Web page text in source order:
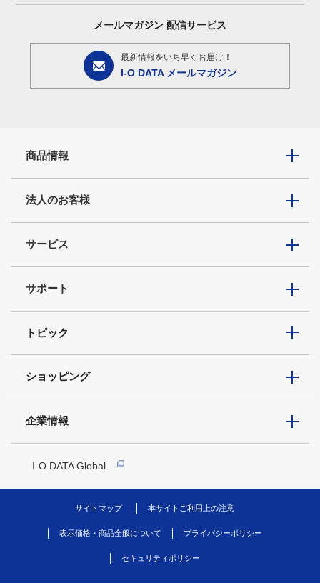
メールマガジン 配信サービス
最新情報をいち早くお届け！
I-O DATA メールマガジン
商品情報
法人のお客様
サービス
サポート
トピック
ショッピング
企業情報
I-O DATA Global
サイトマップ 本サイトご利用上の注意
表示価格・商品全般について プライバシーポリシー
セキュリティポリシー